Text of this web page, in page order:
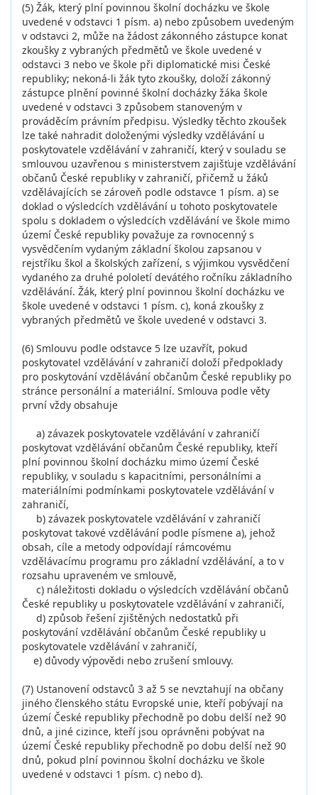
(5) Žák, který plní povinnou školní docházku ve škole
uvedené v odstavci 1 písm. a) nebo způsobem uvedeným
v odstavci 2, může na žádost zákonného zástupce konat
zkoušky z vybraných předmětů ve škole uvedené v
odstavci 3 nebo ve škole při diplomatické misi České
republiky; nekoná-li žák tyto zkoušky, doloží zákonný
zástupce plnění povinné školní docházky žáka škole
uvedené v odstavci 3 způsobem stanoveným v
prováděcím právním předpisu. Výsledky těchto zkoušek
lze také nahradit doloženými výsledky vzdělávání u
poskytovatele vzdělávání v zahraničí, který v souladu se
smlouvou uzavřenou s ministerstvem zajišťuje vzdělávání
občanů České republiky v zahraničí, přičemž u žáků
vzdělávajících se zároveň podle odstavce 1 písm. a) se
doklad o výsledcích vzdělávání u tohoto poskytovatele
spolu s dokladem o výsledcích vzdělávání ve škole mimo
území České republiky považuje za rovnocenný s
vysvědčením vydaným základní školou zapsanou v
rejstříku škol a školských zařízení, s výjimkou vysvědčení
vydaného za druhé pololetí devátého ročníku základního
vzdělávání. Žák, který plní povinnou školní docházku ve
škole uvedené v odstavci 1 písm. c), koná zkoušky z
vybraných předmětů ve škole uvedené v odstavci 3.
(6) Smlouvu podle odstavce 5 lze uzavřít, pokud
poskytovatel vzdělávání v zahraničí doloží předpoklady
pro poskytování vzdělávání občanům České republiky po
stránce personální a materiální. Smlouva podle věty
první vždy obsahuje
a) závazek poskytovatele vzdělávání v zahraničí
poskytovat vzdělávání občanům České republiky, kteří
plní povinnou školní docházku mimo území České
republiky, v souladu s kapacitními, personálními a
materiálními podmínkami poskytovatele vzdělávání v
zahraničí,
b) závazek poskytovatele vzdělávání v zahraničí
poskytovat takové vzdělávání podle písmene a), jehož
obsah, cíle a metody odpovídají rámcovému
vzdělávacímu programu pro základní vzdělávání, a to v
rozsahu upraveném ve smlouvě,
c) náležitosti dokladu o výsledcích vzdělávání občanů
České republiky u poskytovatele vzdělávání v zahraničí,
d) způsob řešení zjištěných nedostatků při
poskytování vzdělávání občanům České republiky u
poskytovatele vzdělávání v zahraničí,
e) důvody výpovědi nebo zrušení smlouvy.
(7) Ustanovení odstavců 3 až 5 se nevztahují na občany
jiného členského státu Evropské unie, kteří pobývají na
území České republiky přechodně po dobu delší než 90
dnů, a jiné cizince, kteří jsou oprávněni pobývat na
území České republiky přechodně po dobu delší než 90
dnů, pokud plní povinnou školní docházku ve škole
uvedené v odstavci 1 písm. c) nebo d).